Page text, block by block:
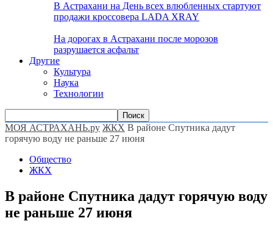
В Астрахани на День всех влюбленных стартуют
продажи кроссовера LADA XRAY
На дорогах в Астрахани после морозов
разрушается асфальт
Другие
Культура
Наука
Технологии
МОЯ АСТРАХАНЬ.ру ЖКХ В районе Спутника дадут
горячую воду не раньше 27 июня
Общество
ЖКХ
В районе Спутника дадут горячую воду
не раньше 27 июня